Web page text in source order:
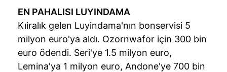
EN PAHALISI LUYINDAMA
Kıiralık gelen Luyindama'nın bonservisi 5
milyon euro'ya aldı. Ozornwafor için 300 bin
euro ödendi. Seri'ye 1.5 milyon euro,
Lemina'ya 1 milyon euro, Andone'ye 700 bin